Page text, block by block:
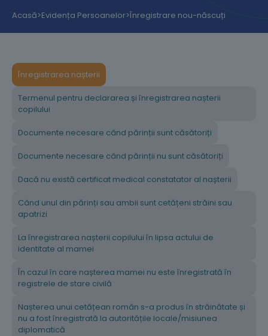
Acasă>Evidența Persoanelor>Înregistrare nou-născuți
Înregistrarea nașterii
Termenul pentru declararea și înregistrarea nașterii
copilului
Documente necesare când părinții sunt căsătoriți
Documente necesare când părinții nu sunt căsătoriți
Dacă nu există certificat medical constatator al nașterii
Când unul din părinți sau ambii sunt cetățeni străini sau
apatrizi
La înregistrarea nașterii copilului în lipsa actului de
identitate al mamei
În cazul în care nașterea mamei nu este înregistrată în
registrele de stare civilă
Nașterea unui cetățean român s-a produs în străinătate și
nu a fost înregistrată la autoritățile locale/misiunea
diplomatică